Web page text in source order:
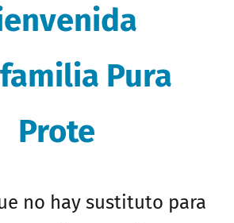
Pura
Prote
no hay sustituto para